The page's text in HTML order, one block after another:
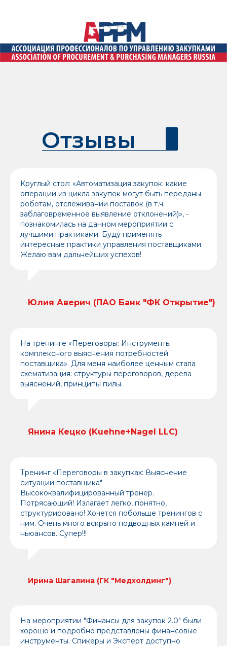
Отзывы
Круглый стол: «Автоматизация закупок: какие
операции из цикла закупок могут быть переданы
роботам, отслеживании поставок (в т.ч.
заблаговременное выявление отклонений)», -
познакомилась на данном мероприятии с
лучшими практиками. Буду применять
интересные практики управления поставщиками.
Желаю вам дальнейших успехов!
Юлия Аверич (ПАО Банк "ФК Открытие")
На тренинге «Переговоры: Инструменты
комплексного выяснения потребностей
поставщика». Для меня наиболее ценным стала
схематизация: структуры переговоров, дерева
выяснений, принципы пилы.
Янина Кецко (Kuehne+Nagel LLC)
Тренинг «Переговоры в закупках: Выяснение
ситуации поставщика"
Высококвалифицированный тренер.
Потрясающий! Излагает легко, понятно,
структурировано! Хочется побольше тренингов с
ним. Очень много вскрыто подводных камней и
ньюансов. Супер!!!
Ирина Шагалина (ГК "Медхолдинг")
На мероприятии "Финансы для закупок 2.0" были
хорошо и подробно представлены финансовые
инструменты. Спикеры и Эксперт доступно